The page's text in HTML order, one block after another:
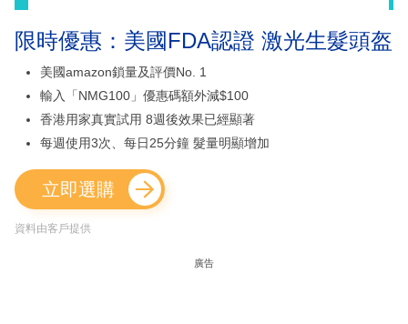
限時優惠：美國FDA認證 激光生髮頭盔
美國amazon鎖量及評價No. 1
輸入「NMG100」優惠碼額外減$100
香港用家真實試用 8週後效果已經顯著
每週使用3次、每日25分鐘 髮量明顯增加
立即選購
資料由客戶提供
廣告